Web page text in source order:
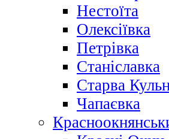
Нестоїта
Олексіївка
Петрівка
Станіславка
Старва
Чапаєвка